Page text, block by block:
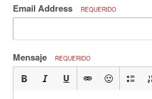
Email Address REQUERIDO
Mensaje REQUERIDO